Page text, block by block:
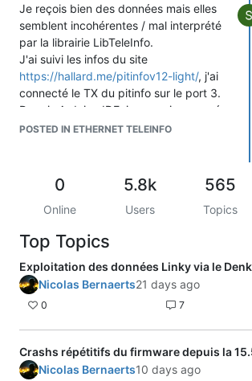
Je reçois bien des données mais elles
semblent incohérentes / mal interprété
par la librairie LibTeleInfo.
J'ai suivi les infos du site
https://hallard.me/pitinfov12-light/, j'ai
connecté le TX du pitinfo sur le port 3.
Depuis Arduino IDE, je me suis appuyé
sur l'exemple de LibTeleInfo
les frame sont toujours les mêmes.
quand j'affiche les Frames, j'obtiens cela
2s	FRAME -> SAME AS PREVIOUS
0 - =
Je vous joins mon code source.
Est-ce qu'il y a quelque chose à
modifier pour que le mode standard
fonctionne ?
POSTED IN ETHERNET TELEINFO
0
Online
5.8k
Users
565
Topics
Top Topics
Exploitation des données Linky via le
Nicolas Bernaerts21 days ago
0 7
Crashs répétitifs du firmware depuis la
Nicolas Bernaerts10 days ago